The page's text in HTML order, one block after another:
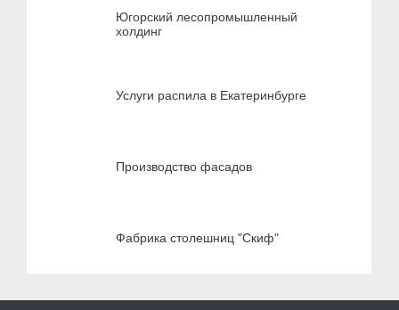
Югорский лесопромышленный
холдинг
Услуги распила в Екатеринбурге
Производство фасадов
Фабрика столешниц "Скиф"